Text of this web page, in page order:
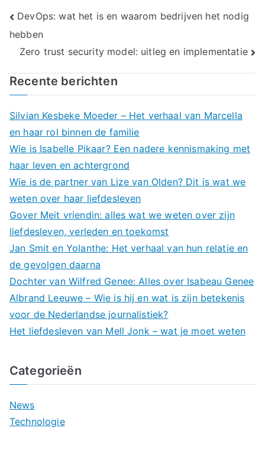
Bericht
navigatie
DevOps: wat het is en waarom bedrijven het nodig
hebben
Zero trust security model: uitleg en implementatie
Recente berichten
Silvian Kesbeke Moeder – Het verhaal van Marcella
en haar rol binnen de familie
Wie is Isabelle Pikaar? Een nadere kennismaking met
haar leven en achtergrond
Wie is de partner van Lize van Olden? Dit is wat we
weten over haar liefdesleven
Gover Meit vriendin: alles wat we weten over zijn
liefdesleven, verleden en toekomst
Jan Smit en Yolanthe: Het verhaal van hun relatie en
de gevolgen daarna
Dochter van Wilfred Genee: Alles over Isabeau Genee
Albrand Leeuwe – Wie is hij en wat is zijn betekenis
voor de Nederlandse journalistiek?
Het liefdesleven van Mell Jonk – wat je moet weten
Categorieën
News
Technologie